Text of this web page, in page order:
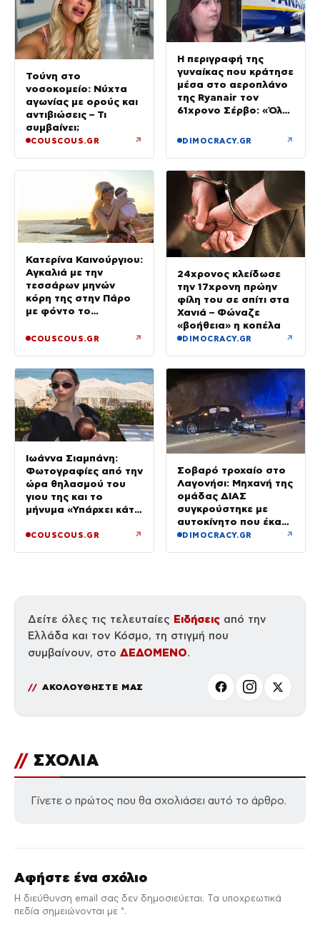
Τούνη στο
νοσοκομείο: Νύχτα
αγωνίας με ορούς και
αντιβιώσεις – Τι
συμβαίνει;
COUSCOUS.GR ↗
Η περιγραφή της
γυναίκας που κράτησε
μέσα στο αεροπλάνο
της Ryanair τον
61χρονο Σέρβο: «Όλα
δευτερολέπτου»
DIMOCRACY.GR ↗
Κατερίνα Καινούργιου:
Αγκαλιά με την
τεσσάρων μηνών
κόρη της στην Πάρο
με φόντο το
COUSCOUS.GR ↗
24χρονος κλείδωσε
την 17χρονη πρώην
φίλη του σε σπίτι στα
Χανιά – Φώναζε
«βοήθεια» η κοπέλα
DIMOCRACY.GR ↗
Ιωάννα Σιαμπάνη:
Φωτογραφίες από την
ώρα θηλασμού του
γιου της και το
μήνυμα «Υπάρχει κάτι
αργές μέρες»
COUSCOUS.GR ↗
Σοβαρό τροχαίο στο
Λαγονήσι: Μηχανή της
ομάδας ΔΙΑΣ
συγκρούστηκε με
αυτοκίνητο που έκανε
αναστροφή – Δύο
DIMOCRACY.GR ↗
Δείτε όλες τις τελευταίες Ειδήσεις από την
Ελλάδα και τον Κόσμο, τη στιγμή που
συμβαίνουν, στο ΔΕΔΟΜΕΝΟ.
ΑΚΟΛΟΥΘΗΣΤΕ ΜΑΣ
// ΣΧΟΛΙΑ
Γίνετε ο πρώτος που θα σχολιάσει αυτό το άρθρο.
Αφήστε ένα σχόλιο
Η διεύθυνση email σας δεν δημοσιεύεται. Τα υποχρεωτικά
πεδία σημειώνονται με *.